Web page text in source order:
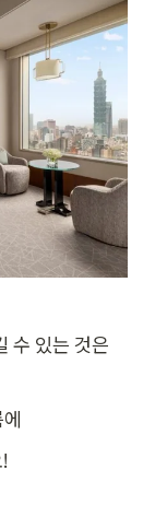
수 있는 것은